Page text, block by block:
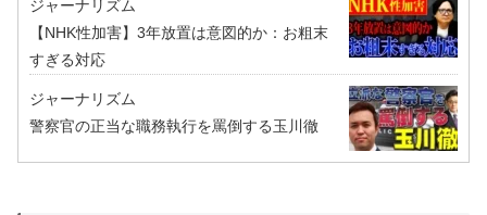
ジャーナリズム
【NHK性加害】3年放置は意図的か：お粗末
すぎる対応
ジャーナリズム
警察官の正当な職務執行を罵倒する玉川徹